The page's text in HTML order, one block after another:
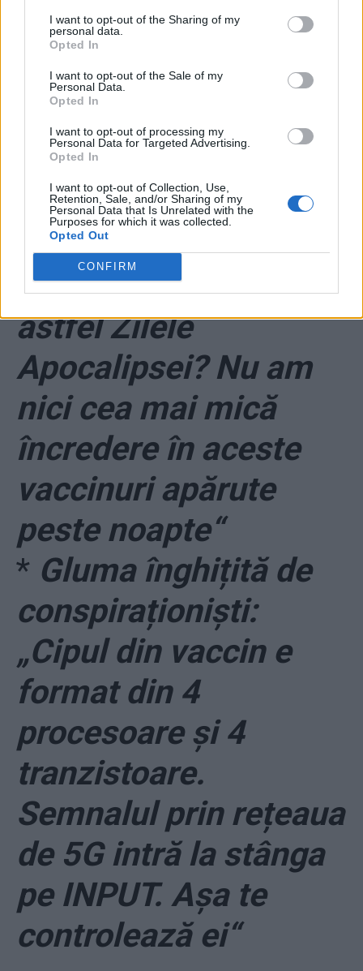
I want to opt-out of the Sharing of my
personal data.
Opted In
I want to opt-out of the Sale of my
Personal Data.
Opted In
I want to opt-out of processing my
Personal Data for Targeted Advertising.
Opted In
I want to opt-out of Collection, Use,
Retention, Sale, and/or Sharing of my
Personal Data that Is Unrelated with the
Purposes for which it was collected.
Opted Out
CONFIRM
funcționează perfect.
Pentru fete și femei
este foarte bine,
crede-mă!”
Deputat AUR: „Ziua
Sf. Ștefan – Ziua «V»
a Vaccinării. Încep
astfel Zilele
Apocalipsei? Nu am
nici cea mai mică
încredere în aceste
vaccinuri apărute
peste noapte“
* Gluma înghițită de
conspiraționiști:
„Cipul din vaccin e
format din 4
procesoare și 4
tranzistoare.
Semnalul prin rețeaua
de 5G intră la stânga
pe INPUT. Așa te
controlează ei“